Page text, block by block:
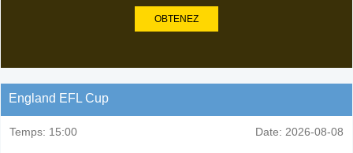
OBTENEZ
England EFL Cup
Temps: 15:00 Date: 2026-08-08